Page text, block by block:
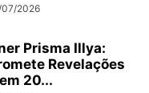
07/2026
Prisma Illya:
Revelações
20...